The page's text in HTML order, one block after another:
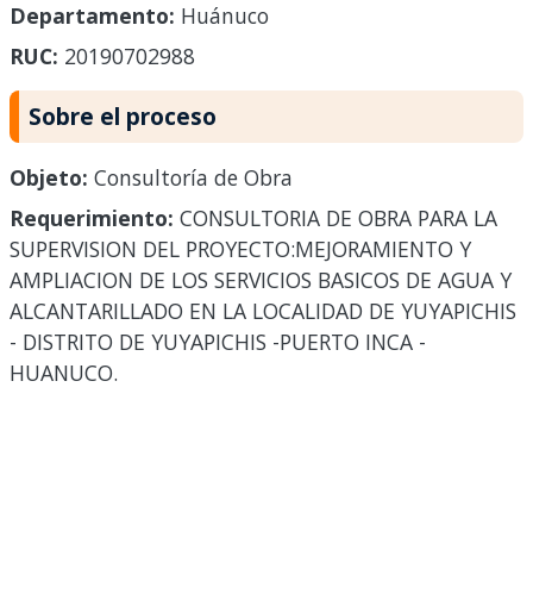
Departamento: Huánuco
RUC: 20190702988
Sobre el proceso
Objeto: Consultoría de Obra
Requerimiento: CONSULTORIA DE OBRA PARA LA
SUPERVISION DEL PROYECTO:MEJORAMIENTO Y
AMPLIACION DE LOS SERVICIOS BASICOS DE AGUA Y
ALCANTARILLADO EN LA LOCALIDAD DE YUYAPICHIS
- DISTRITO DE YUYAPICHIS -PUERTO INCA -
HUANUCO.